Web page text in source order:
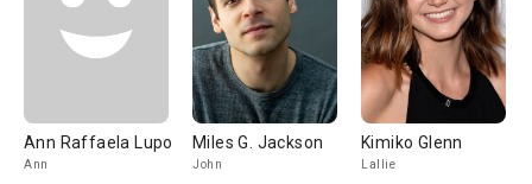
Ann Raffaela Lupo
Ann
Miles G. Jackson
John
Kimiko Glenn
Lallie